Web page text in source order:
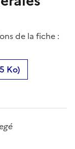
de la fiche :
Ko)